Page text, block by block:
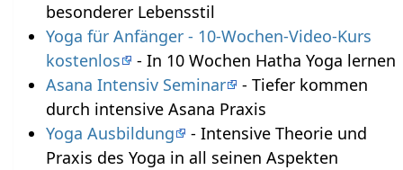
besonderer Lebensstil
Yoga für Anfänger - 10-Wochen-Video-Kurs
kostenlos
- In 10 Wochen Hatha Yoga lernen
Asana Intensiv Seminar
- Tiefer kommen
durch intensive Asana Praxis
Yoga Ausbildung
- Intensive Theorie und
Praxis des Yoga in all seinen Aspekten